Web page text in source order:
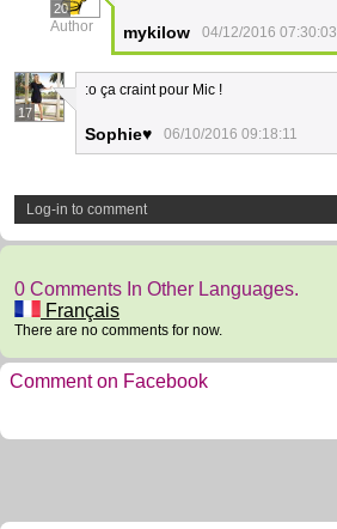
20
Author mykilow 04/12/2016 07:30:03
17
:o ça craint pour Mic !
Sophie♥ 06/10/2016 09:18:11
Log-in to comment
0 Comments In Other Languages.
Français
There are no comments for now.
Comment on Facebook